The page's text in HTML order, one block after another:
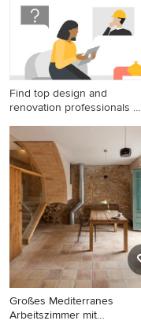
Find top design and
renovation professionals on
Großes Mediterranes
Arbeitszimmer mit